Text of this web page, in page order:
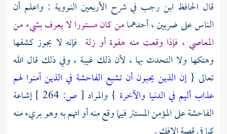
قال الحافظ ابن رجب في شرح الأربعين النووية : واعلم أن
الناس على ضربين ، أحدهمامن كان مستورا لا يعرف بشيء من
المعاصي ، فإذا وقعت منه هفوة أو زلة فإنه لا يجوز كشفها
وهتكها ولا التحدث بها ، لأن ذلك غيبة ، وفي ذلك قال الله
تعالى {إن الذين يحبون أن تشيع الفاحشة في الذين آمنوا لهم
عذاب أليم في الدنيا والآخرة } والمراد [ ص:
إشاعة
الفاحشة على المؤمن المستتر فيما وقع منه أو اتهم به وهو بريء منه